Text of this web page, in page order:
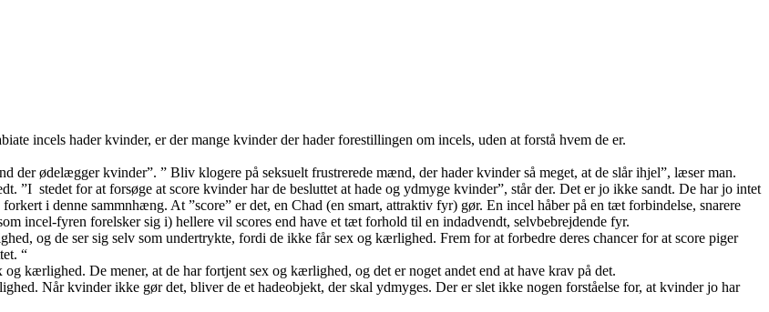
incels hader kvinder, er der mange kvinder der hader forestillingen om incels, uden at forstå hvem de er.
der ødelægger kvinder”. ” Bliv klogere på seksuelt frustrerede mænd, der hader kvinder så meget, at de slår ihjel”, læser man.
”I stedet for at forsøge at score kvinder har de besluttet at hade og ydmyge kvinder”, står der. Det er jo ikke sandt. De har jo intet
i denne sammnhæng. At ”score” er det, en Chad (en smart, attraktiv fyr) gør. En incel håber på en tæt forbindelse, snarere
incel-fyren forelsker sig i) hellere vil scores end have et tæt forhold til en indadvendt, selvbebrejdende fyr.
og de ser sig selv som undertrykte, fordi de ikke får sex og kærlighed. Frem for at forbedre deres chancer for at score piger
“
kærlighed. De mener, at de har fortjent sex og kærlighed, og det er noget andet end at have krav på det.
Når kvinder ikke gør det, bliver de et hadeobjekt, der skal ydmyges. Der er slet ikke nogen forståelse for, at kvinder jo har